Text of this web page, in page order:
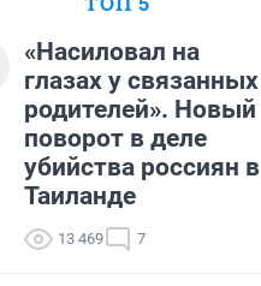
«Насиловал на
глазах у связанных
родителей». Новый
поворот в деле
убийства россиян в
Таиланде
13 469 7